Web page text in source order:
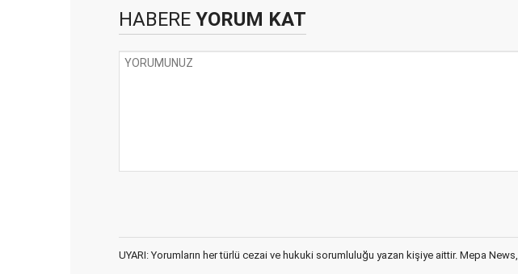
HABERE YORUM KAT
UYARI: Yorumların her türlü cezai ve hukuki sorumluluğu yazan kişiye aittir. Mepa